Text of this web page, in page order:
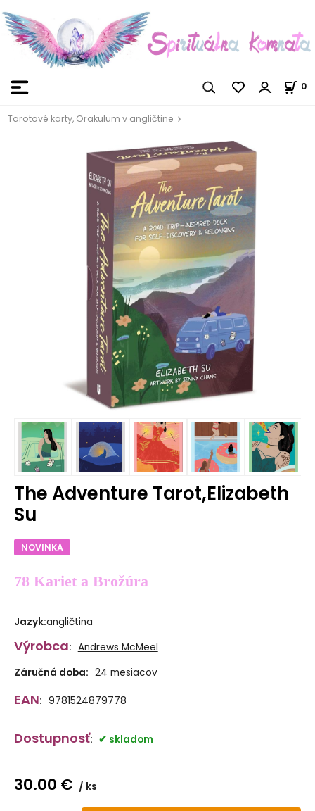
0
Tarotové karty, Orakulum v angličtine
The Adventure Tarot,Elizabeth
Su
NOVINKA
78 Kariet a Brožúra
Jazyk:angličtina
Výrobca: Andrews McMeel
Záručná doba: 24 mesiacov
EAN: 9781524879778
Dostupnosť: skladom
30.00 € ks